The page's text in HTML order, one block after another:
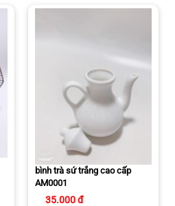
bình trà sứ trắng cao cấp
AM0001
35.000 đ